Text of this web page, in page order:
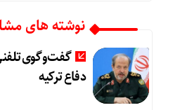
نوشته های
گفت‌وگوی
دفاع ترکیه